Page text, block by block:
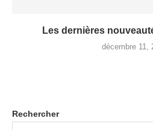
Les dernières
décembre 11,
Rechercher